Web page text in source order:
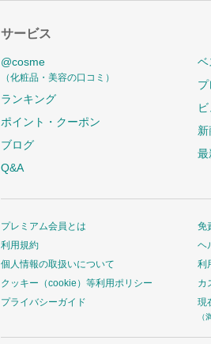
サービス
@cosme
（化粧品・美容の口コミ）
ランキング
ポイント・クーポン
ブログ
Q&A
ベ
最
プレミアム会員とは
利用規約
個人情報の取扱いについて
クッキー（cookie）等利用ポリシー
プライバシーガイド
免
ヘ
利
カ
現
（